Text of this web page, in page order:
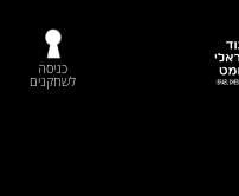
כניסה
לשחקנים